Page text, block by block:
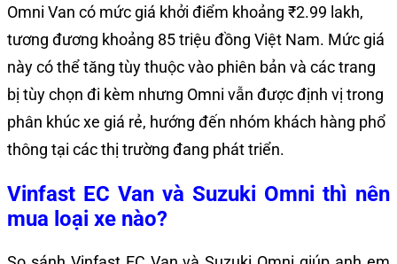
Omni Van có mức giá khởi điểm khoảng ₹2.99 lakh,
tương đương khoảng 85 triệu đồng Việt Nam. Mức giá
này có thể tăng tùy thuộc vào phiên bản và các trang
bị tùy chọn đi kèm nhưng Omni vẫn được định vị trong
phân khúc xe giá rẻ, hướng đến nhóm khách hàng phổ
thông tại các thị trường đang phát triển.
Vinfast EC Van và Suzuki Omni thì nên
mua loại xe nào?